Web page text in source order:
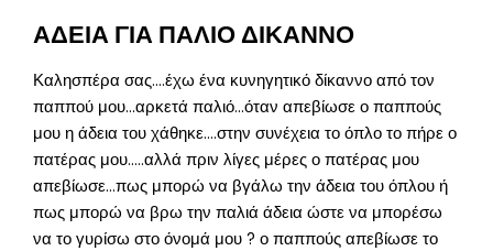
ΑΔΕΙΑ ΓΙΑ ΠΑΛΙΟ ΔΙΚΑΝΝΟ
Καλησπέρα σας….έχω ένα κυνηγητικό δίκαννο από τον
παππού μου…αρκετά παλιό…όταν απεβίωσε ο παππούς
μου η άδεια του χάθηκε….στην συνέχεια το όπλο το πήρε ο
πατέρας μου…..αλλά πριν λίγες μέρες ο πατέρας μου
απεβίωσε…πως μπορώ να βγάλω την άδεια του όπλου ή
πως μπορώ να βρω την παλιά άδεια ώστε να μπορέσω
να το γυρίσω στο όνομά μου ? ο παππούς απεβίωσε το